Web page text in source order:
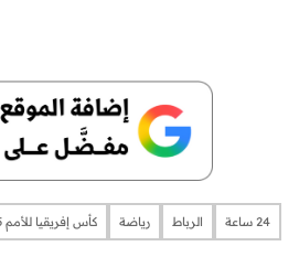
24 ساعة الرباط رياضة كأس إفريقيا للأمم 2025